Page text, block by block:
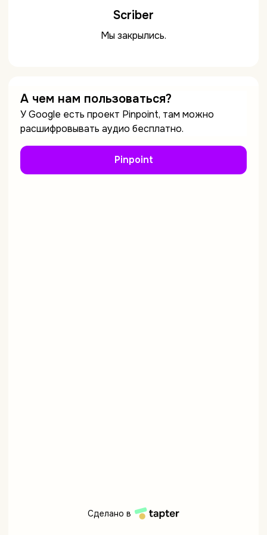
Scriber
Мы закрылись.
А чем нам пользоваться?
У Google есть проект Pinpoint, там можно
расшифровывать аудио бесплатно.
Pinpoint
Сделано в